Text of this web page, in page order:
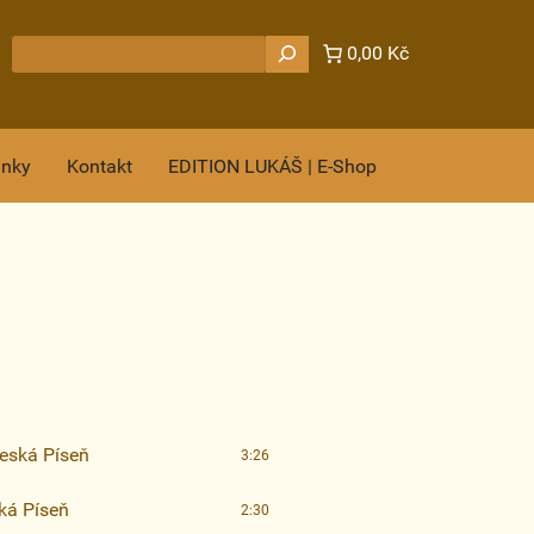
0,00 Kč
Kontakt EDITION LUKÁŠ | E-Shop
Píseň 3:26
Píseň 2:30